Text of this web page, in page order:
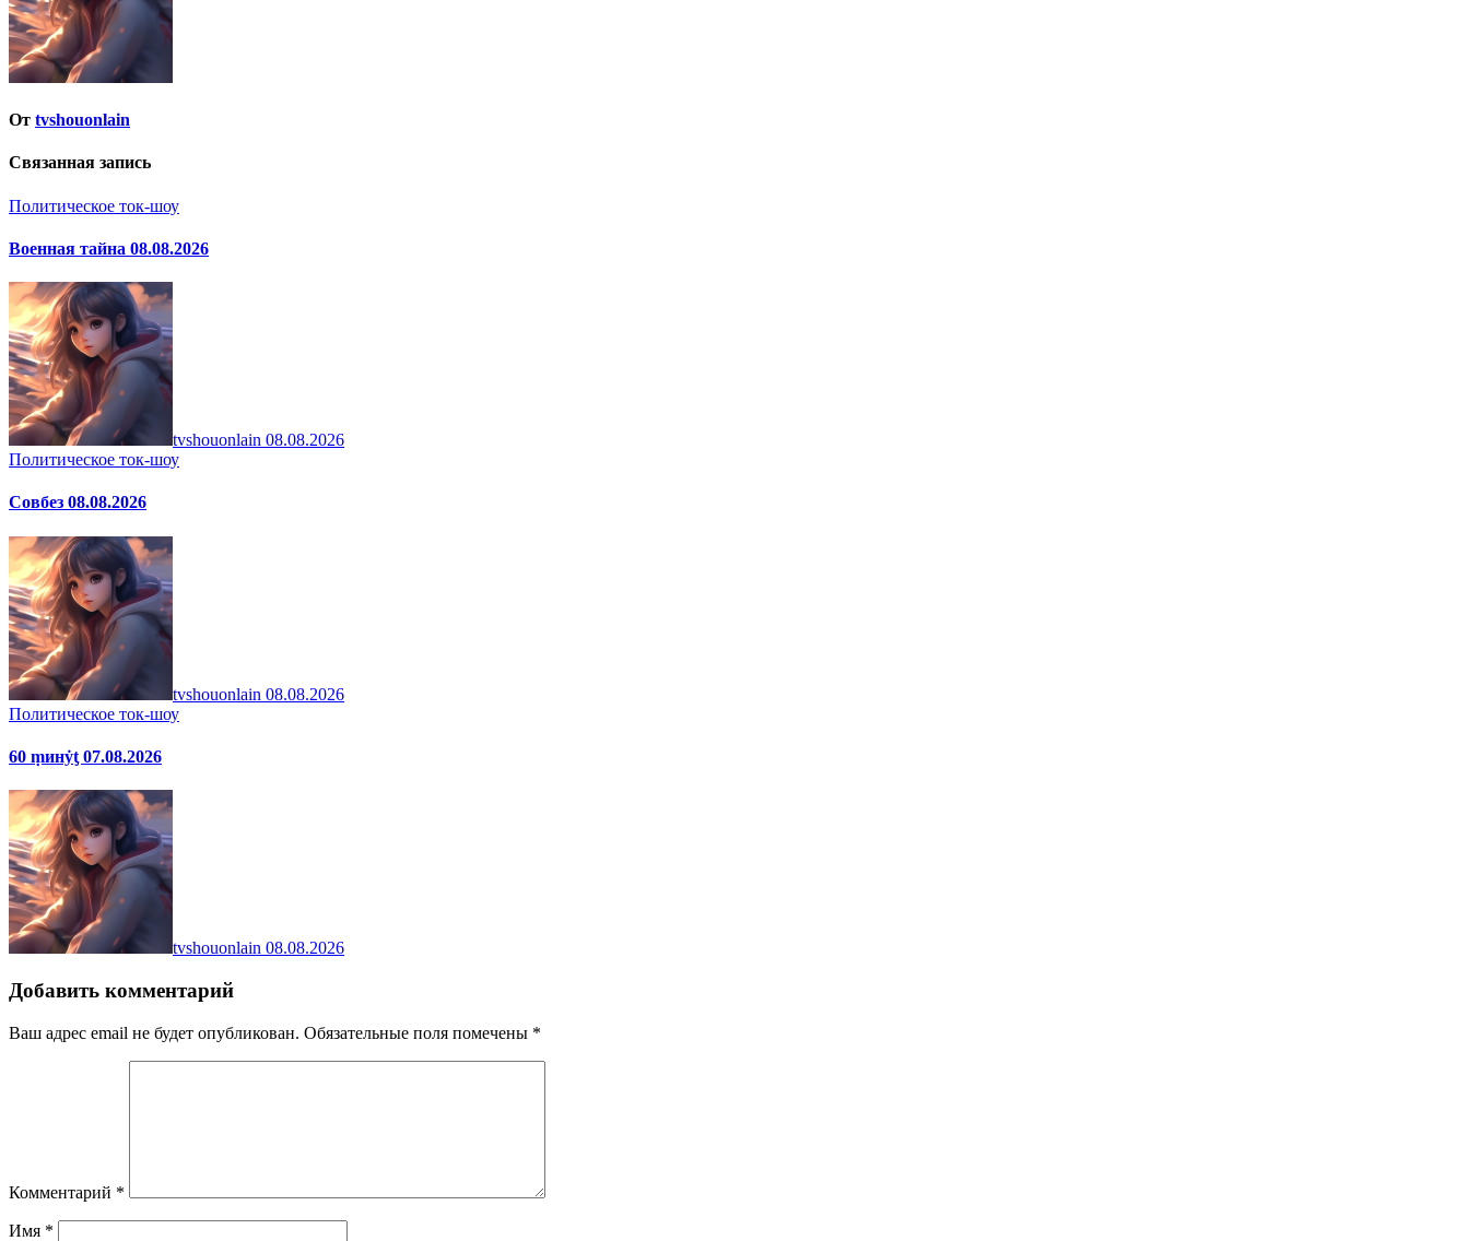
От tvshouonlain
Связанная запись
Политическое ток-шоу
Военная тайна 08.08.2026
tvshouonlain 08.08.2026
Политическое ток-шоу
Совбез 08.08.2026
tvshouonlain 08.08.2026
Политическое ток-шоу
60 ṃинẏƫ 07.08.2026
tvshouonlain 08.08.2026
Добавить комментарий
Ваш адрес email не будет опубликован. Обязательные поля помечены *
Комментарий *
Имя *